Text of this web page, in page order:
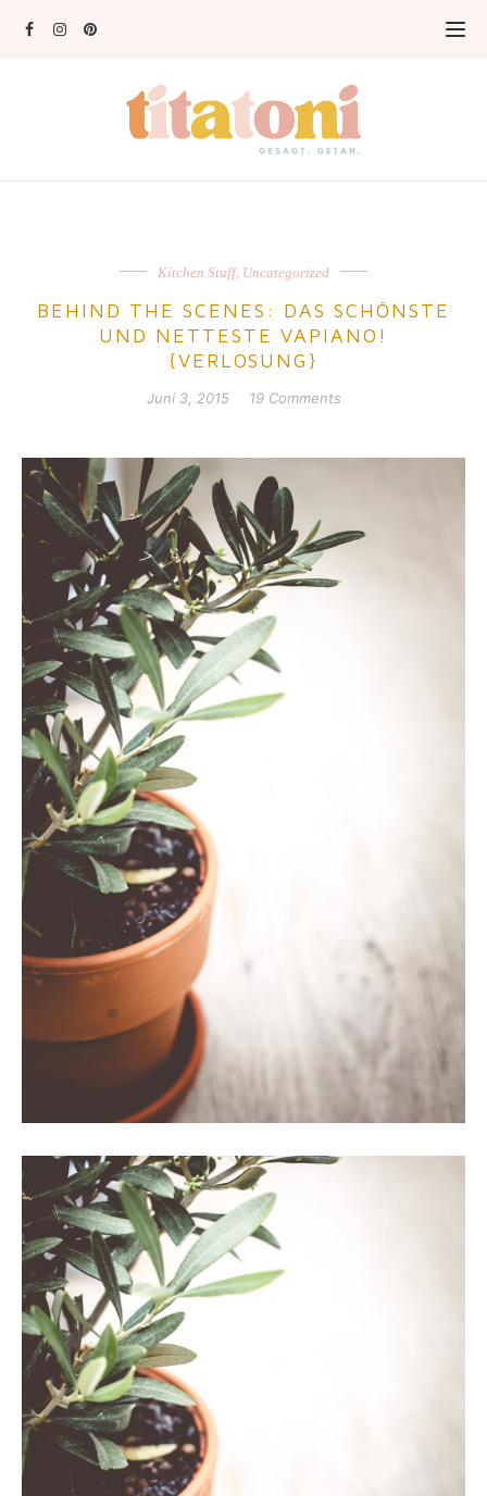
Kitchen Stuff, Uncategorized
BEHIND THE SCENES: DAS SCHÖNSTE
UND NETTESTE VAPIANO!
{VERLOSUNG}
Juni 3, 2015 19 Comments